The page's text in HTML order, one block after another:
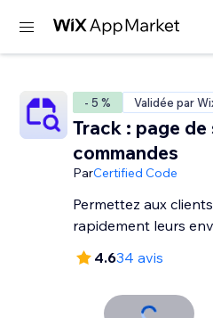
- 5 % Validée par
Track : page de
commandes
ParCertified Code
Permettez aux
rapidement leurs
4.634 avis